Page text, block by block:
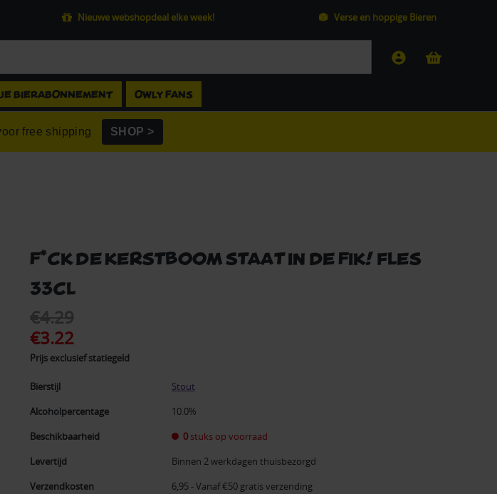
Nieuwe webshopdeal elke week! Verse en hoppige Bieren
BIERABONNEMENT OWLY FANS
free shipping SHOP >
F*ck de Kerstboom staat in de Fik! fles
33cl
€4.29
€3.22
Prijs exclusief statiegeld
Bierstijl
Stout
Alcoholpercentage
10.0%
Beschikbaarheid
0stuks op voorraad
Levertijd
Binnen 2 werkdagen thuisbezorgd
Verzendkosten
6,95 - Vanaf €50 gratis verzending